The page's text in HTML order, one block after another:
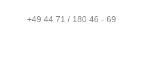
+49 44 71 / 180 46 - 69